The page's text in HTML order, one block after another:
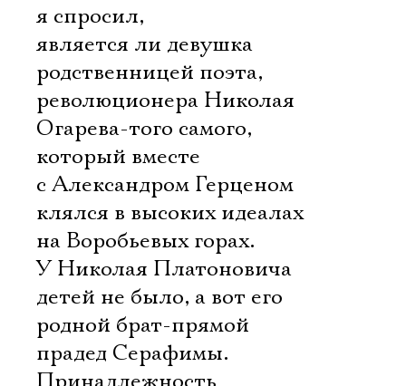
я спросил,
является ли девушка
родственницей поэта,
революционера Николая
Огарева-того самого,
который вместе
с Александром Герценом
клялся в высоких идеалах
на Воробьевых горах.
У Николая Платоновича
детей не было, а вот его
родной брат-прямой
прадед Серафимы.